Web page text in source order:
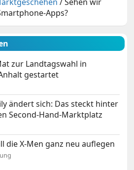
/Sehen wir
Apps?
zur Landtagswahl in
gestartet
ändert sich: Das steckt hinter
Second-Hand-Marktplatz
die X-Men ganz neu auflegen